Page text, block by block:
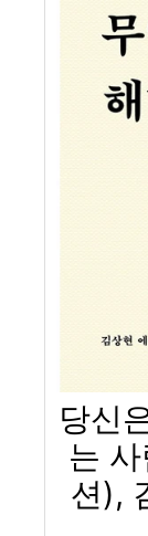
당신
는
션),